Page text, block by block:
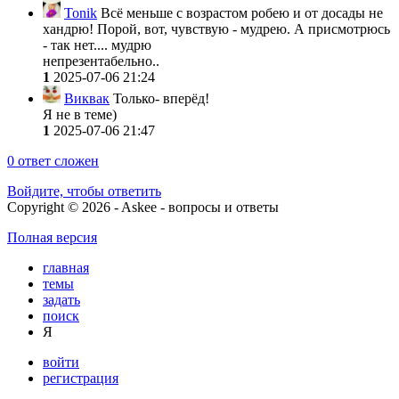
Tonik Всё меньше с возрастом робею и от досады не
хандрю! Порой, вот, чувствую - мудрею. А присмотрюсь
- так нет.... мудрю
непрезентабельно..
1 2025-07-06 21:24
Виквак Только- вперёд!
Я не в теме)
1 2025-07-06 21:47
0 ответ сложен
Войдите, чтобы ответить
Copyright © 2026 - Askee - вопросы и ответы
Полная версия
главная
темы
задать
поиск
Я
войти
регистрация